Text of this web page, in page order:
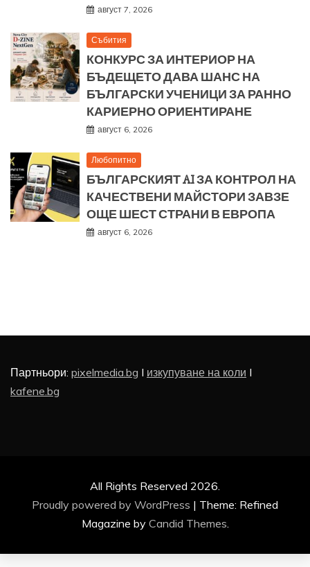
август 7, 2026
Събития
КОНКУРС ЗА ИНТЕРИОР НА
БЪДЕЩЕТО ДАВА ШАНС НА
БЪЛГАРСКИ УЧЕНИЦИ ЗА РАННО
КАРИЕРНО ОРИЕНТИРАНЕ
август 6, 2026
Любопитно
БЪЛГАРСКИЯТ AI ЗА КОНТРОЛ НА
КАЧЕСТВЕНИ МАЙСТОРИ ЗАВЗЕ
ОЩЕ ШЕСТ СТРАНИ В ЕВРОПА
август 6, 2026
Партньори: pixelmedia.bg I изкупуване на коли I
kafene.bg
All Rights Reserved 2026.
Proudly powered by WordPress | Theme: Refined
Magazine by Candid Themes